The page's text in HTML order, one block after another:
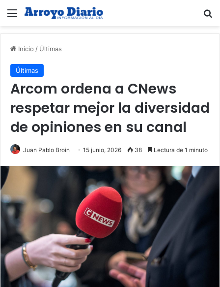
Menú
Inicio / Últimas
Últimas
Arcom ordena a CNews
respetar mejor la diversidad
de opiniones en su canal
Juan Pablo Broin 15 junio, 2026 38 Lectura de 1 minuto